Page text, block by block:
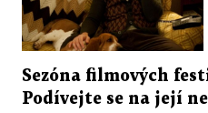
Sezóna filmových
Podívejte se na její